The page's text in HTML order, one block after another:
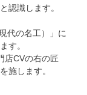
認識します。
代の名工）」に
す。
店CVの右の匠
施します。